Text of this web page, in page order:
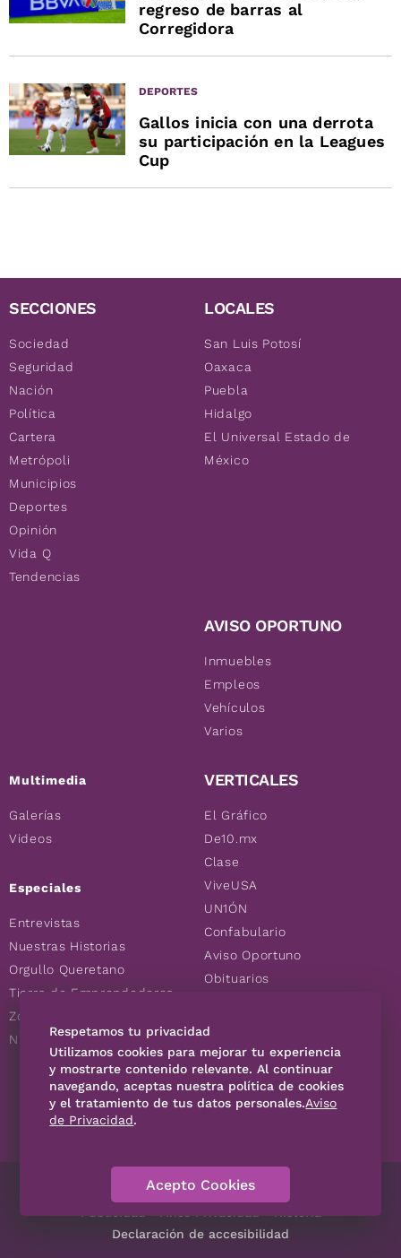
regreso de barras al
Corregidora
DEPORTES
Gallos inicia con una derrota
su participación en la Leagues
Cup
SECCIONES
Sociedad
Seguridad
Nación
Política
Cartera
Metrópoli
Municipios
Deportes
Opinión
Vida Q
Tendencias
Multimedia
Galerías
Videos
Especiales
Entrevistas
Nuestras Historias
Orgullo Queretano
Tierra de Emprendedores
Zoociales
Nuevos Queretanos
LOCALES
San Luis Potosí
Oaxaca
Puebla
Hidalgo
El Universal Estado de
México
AVISO OPORTUNO
Inmuebles
Empleos
Vehículos
Varios
VERTICALES
El Gráfico
De10.mx
Clase
ViveUSA
UN1ÓN
Confabulario
Aviso Oportuno
Obituarios
Consultas
SÍGUENOS
Contáctanos Código de Ética
Declaración de accesibilidad
Respetamos tu privacidad
Utilizamos cookies para mejorar tu experiencia
y mostrarte contenido relevante. Al continuar
navegando, aceptas nuestra política de cookies
y el tratamiento de tus datos personales.Aviso
de Privacidad.
Acepto Cookies